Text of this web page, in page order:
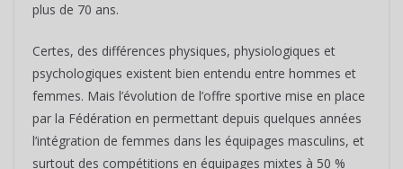
plus de 70 ans.
Certes, des différences physiques, physiologiques et
psychologiques existent bien entendu entre hommes et
femmes. Mais l’évolution de l’offre sportive mise en place
par la Fédération en permettant depuis quelques années
l’intégration de femmes dans les équipages masculins, et
surtout des compétitions en équipages mixtes à 50 %